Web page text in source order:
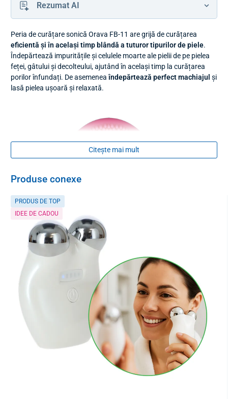
Rezumat AI
Peria de curățare sonică Orava FB-11 are grijă de curățarea
eficientă și în același timp blândă a tuturor tipurilor de piele.
Îndepărtează impuritățile și celulele moarte ale pielii de pe pielea
feței, gâtului și decolteului, ajutând în același timp la curățarea
porilor înfundați. Deasemeneaîndepărtează perfect machiajul și
lasă pielea ușoară și relaxată.
Citește mai mult
Produse conexe
PRODUS DE TOP
IDEE DE CADOU